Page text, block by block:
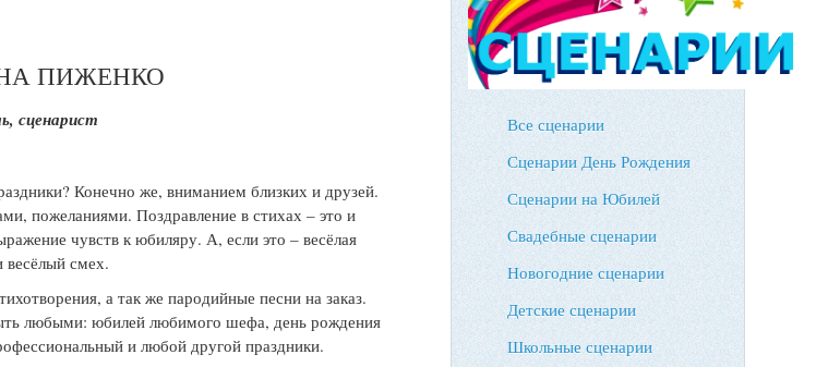
ПИЖЕНКО
сценарист
Конечно же, вниманием близких и друзей.
пожеланиями. Поздравление в стихах – это и
чувств к юбиляру. А, если это – весёлая
весёлый смех.
а так же пародийные песни на заказ.
любыми: юбилей любимого шефа, день рождения
и любой другой праздники.
Все сценарии
Сценарии День Рождения
Сценарии на Юбилей
Свадебные сценарии
Новогодние сценарии
Детские сценарии
Школьные сценарии